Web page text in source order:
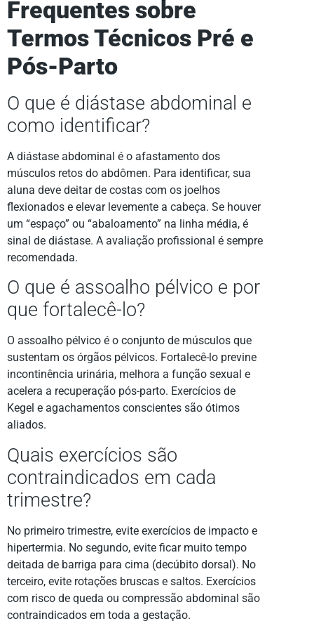
Frequentes sobre
Termos Técnicos Pré e
Pós-Parto
O que é diástase abdominal e
como identificar?
A diástase abdominal é o afastamento dos
músculos retos do abdômen. Para identificar, sua
aluna deve deitar de costas com os joelhos
flexionados e elevar levemente a cabeça. Se houver
um “espaço” ou “abaloamento” na linha média, é
sinal de diástase. A avaliação profissional é sempre
recomendada.
O que é assoalho pélvico e por
que fortalecê-lo?
O assoalho pélvico é o conjunto de músculos que
sustentam os órgãos pélvicos. Fortalecê-lo previne
incontinência urinária, melhora a função sexual e
acelera a recuperação pós-parto. Exercícios de
Kegel e agachamentos conscientes são ótimos
aliados.
Quais exercícios são
contraindicados em cada
trimestre?
No primeiro trimestre, evite exercícios de impacto e
hipertermia. No segundo, evite ficar muito tempo
deitada de barriga para cima (decúbito dorsal). No
terceiro, evite rotações bruscas e saltos. Exercícios
com risco de queda ou compressão abdominal são
contraindicados em toda a gestação.